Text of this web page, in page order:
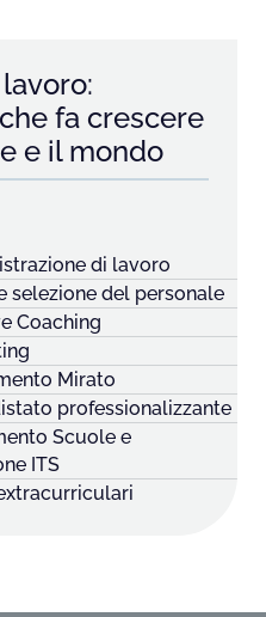
fa crescere
e il mondo
di lavoro
selezione del personale
Coaching
Mirato
professionalizzante
Scuole e
ITS